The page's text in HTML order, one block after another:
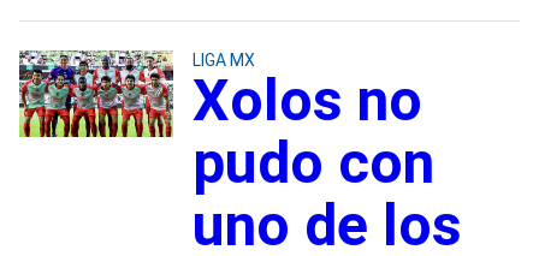
LIGA MX
Xolos no
pudo con
uno de los